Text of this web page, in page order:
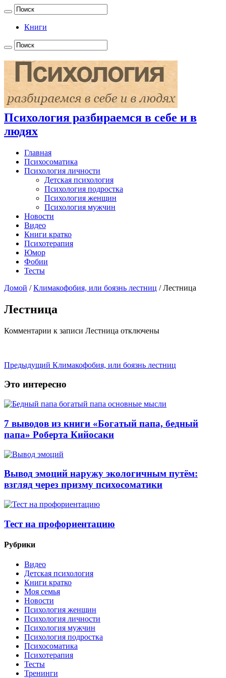
Книги
Психология разбираемся в себе и в
людях
Главная
Психосоматика
Психология личности
Детская психология
Психология подростка
Психология женщин
Психология мужчин
Новости
Видео
Книги кратко
Психотерапия
Юмор
Фобии
Тесты
Домой / Климакофобия, или боязнь лестниц / Лестница
Лестница
Комментарии к записи Лестница отключены
Предыдущий Климакофобия, или боязнь лестниц
Это интересно
7 выводов из книги «Богатый папа, бедный
папа» Роберта Кийосаки
Вывод эмоций наружу экологичным путём:
взгляд через призму психосоматики
Тест на профориентацию
Рубрики
Видео
Детская психология
Книги кратко
Моя семья
Новости
Психология женщин
Психология личности
Психология мужчин
Психология подростка
Психосоматика
Психотерапия
Тесты
Тренинги